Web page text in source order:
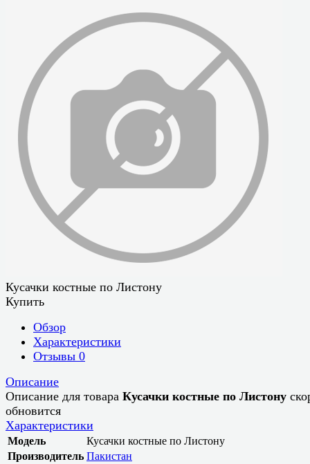
Кусачки костные по Листону
Купить
Обзор
Характеристики
Отзывы 0
Описание
Описание для товара Кусачки костные по Листону
обновится
Характеристики
Модель
Кусачки костные по Листону
Производитель Пакистан